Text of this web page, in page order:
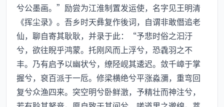
兮公墨画。”励尝为江淮制置发运使，名字见王明清
《挥尘录》。吾乡时天彝复作後词，自谓非敢僭追老
仙，聊自寄其耿耿，并录于此：“予悲时俗之汩汙
兮，欲往睨乎鸿蒙。托刚风而上浮兮，恐毳羽之不
丰。乃有启予以幽状兮，缭陉岘其逶迟。敛千嶂于掌
握兮，裒百派于一卮。修梁横绝兮平涨淼瀰，重弯回
复兮众渔四来。突空明兮卧鲜澂，予精壮而神注兮，